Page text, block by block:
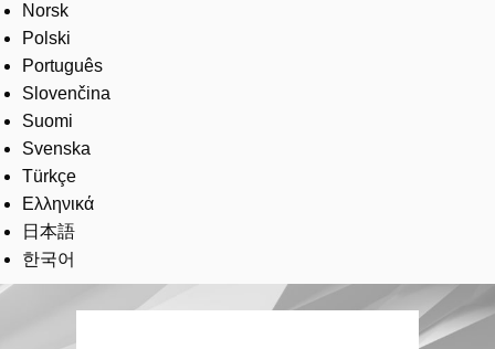
Norsk
Polski
Português
Slovenčina
Suomi
Svenska
Türkçe
Ελληνικά
日本語
한국어